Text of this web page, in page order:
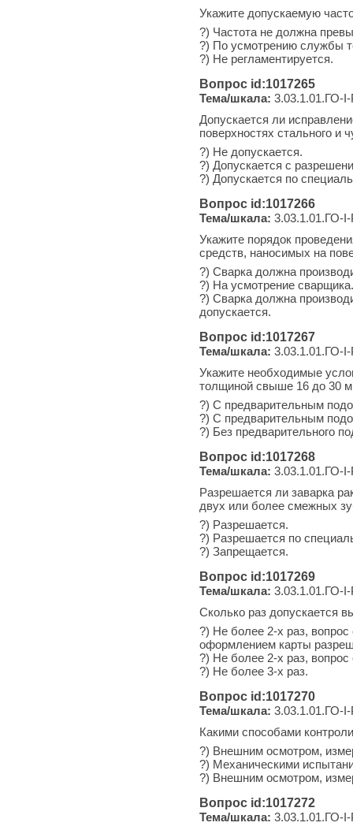
Укажите допускаемую
?) Частота не должна
?) По усмотрению службы
?) Не регламентируется.
Вопрос id:1017265
Тема/шкала: 3.03.1.01.ГО-
Допускается ли
поверхностях стального и
?) Не допускается.
?) Допускается с
?) Допускается по
Вопрос id:1017266
Тема/шкала: 3.03.1.01.ГО-
Укажите порядок
средств, наносимых на
?) Сварка должна
?) На усмотрение сварщика.
?) Сварка должна
допускается.
Вопрос id:1017267
Тема/шкала: 3.03.1.01.ГО-
Укажите необходимые
толщиной свыше 16 до 30
?) С предварительным
?) С предварительным
?) Без предварительного
Вопрос id:1017268
Тема/шкала: 3.03.1.01.ГО-
Разрешается ли заварка
двух или более смежных
?) Разрешается.
?) Разрешается по
?) Запрещается.
Вопрос id:1017269
Тема/шкала: 3.03.1.01.ГО-
Сколько раз допускается
?) Не более 2-х раз,
оформлением карты
?) Не более 2-х раз,
?) Не более 3-х раз.
Вопрос id:1017270
Тема/шкала: 3.03.1.01.ГО-
Какими способами
?) Внешним осмотром,
?) Механическими
?) Внешним осмотром,
Вопрос id:1017272
Тема/шкала: 3.03.1.01.ГО-